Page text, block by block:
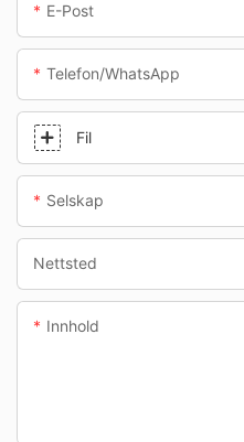
E-Post
Telefon/whatsApp
Fil
Selskap
Nettsted
Innhold